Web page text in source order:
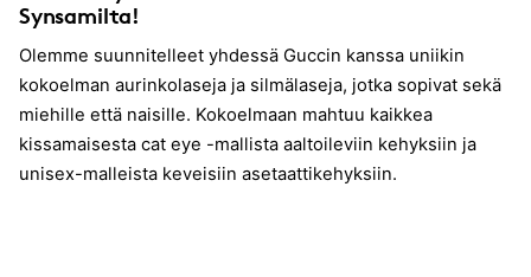
Synsamilta!
Olemme suunnitelleet yhdessä Guccin kanssa uniikin
kokoelman aurinkolaseja ja silmälaseja, jotka sopivat sekä
miehille että naisille. Kokoelmaan mahtuu kaikkea
kissamaisesta cat eye -mallista aaltoileviin kehyksiin ja
unisex-malleista keveisiin asetaattikehyksiin.